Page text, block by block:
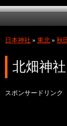
日本神社 » 東北 » 秋
北畑神社
スポンサードリンク